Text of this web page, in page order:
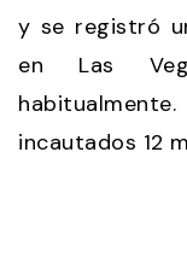
y se registró
en Las
incautados 12